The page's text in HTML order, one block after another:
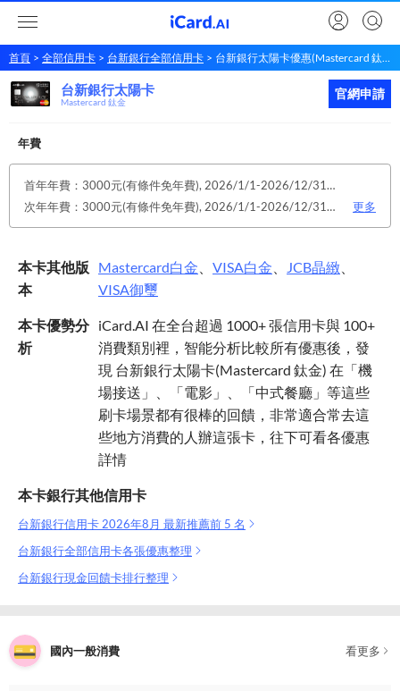
首頁 全部信用卡 台新銀行全部信用卡 台新銀行太陽卡優惠(Mastercard 鈦金)
台新銀行太陽卡 立即申請
台新銀行太陽卡
Mastercard 鈦金
官網申請
年費
首年年費：3000元(有條件免年費), 2026/1/1-2026/12/31活動期間持太陽卡任刷一筆，享2026年太陽卡免年費之優惠。若持卡人已符合辦卡時之任一終身免年費辦法，則優先依該辦法為準
次年年費：3000元(有條件免年費), 2026/1/1-2026/12/31活動期間持太陽卡任刷一筆，享2026年太陽卡免年費之優惠。若持卡人已符合辦卡時之任一終身免年費辦法，則優先依該辦法為準
更多
本卡其他版
本
Mastercard白金 VISA白金 JCB晶緻
VISA御璽
本卡優勢分
析
iCard.AI 在全台超過 1000+ 張信用卡與 100+
消費類別裡，智能分析比較所有優惠後，發
現 台新銀行太陽卡(Mastercard 鈦金) 在「機
場接送」、「電影」、「中式餐廳」等這些
刷卡場景都有很棒的回饋，非常適合常去這
些地方消費的人辦這張卡，往下可看各優惠
詳情
本卡銀行其他信用卡
台新銀行信用卡 2026年8月 最新推薦前 5 名
台新銀行全部信用卡各張優惠整理
台新銀行現金回饋卡排行整理
國內一般消費 看更多